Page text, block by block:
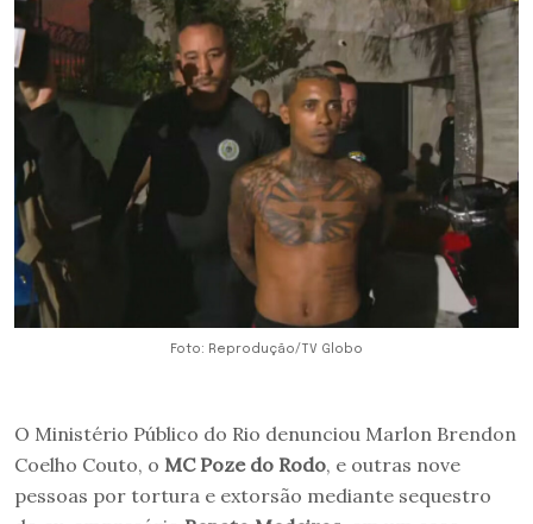
Foto: Reprodução/TV Globo
O Ministério Público do Rio denunciou Marlon Brendon
Coelho Couto, o MC Poze do Rodo, e outras nove
pessoas por tortura e extorsão mediante sequestro